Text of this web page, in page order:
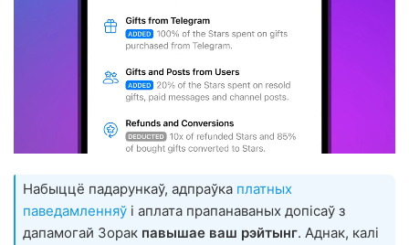
Набыццё падарункаў, адпраўка платных
паведамленняў і аплата прапанаваных допісаў з
дапамогай Зорак павышае ваш рэйтынг. Аднак, калі